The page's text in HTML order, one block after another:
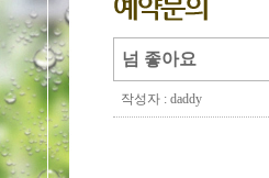
넘 좋아요
작성자 : daddy